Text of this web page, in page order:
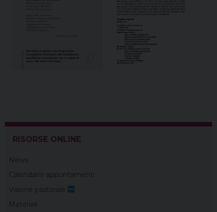
RISORSE ONLINE
News
Calendario appuntamenti
Visione pastorale
Materiali